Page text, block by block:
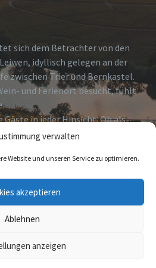
verwalten
Website und unseren Service zu optimieren.
akzeptieren
Ablehnen
anzeigen
sich dem Betrachter von den
idyllisch gelegen an der
zwischen Trier und Bernkastel.
und Ferienort besucht, fühlt
Gäste in jeder Hinsicht. Ob als
Geheimtip für Weinkenner
für Freizeitsportler.
Willkommen!